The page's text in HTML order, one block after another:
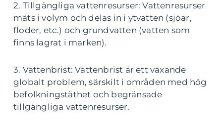
2. Tillgängliga vattenresurser: Vattenresurser
mäts i volym och delas in i ytvatten (sjöar,
floder, etc.) och grundvatten (vatten som
finns lagrat i marken).
3. Vattenbrist: Vattenbrist är ett växande
globalt problem, särskilt i områden med hög
befolkningstäthet och begränsade
tillgängliga vattenresurser.